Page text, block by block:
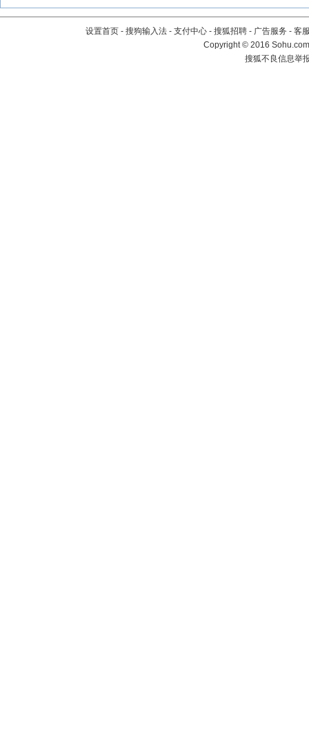
设置首页 - 搜狗输入法 - 支付中心 - 搜狐招聘 - 广告服务 - 客
Copyright©2016
搜狐不良信息举